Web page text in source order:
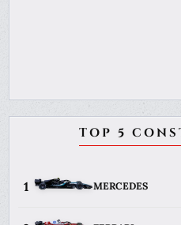
TOP 5
1 MERCEDES